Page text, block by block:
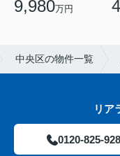
9,980万円 4
中央区の物件一覧
リア
0120-825-928